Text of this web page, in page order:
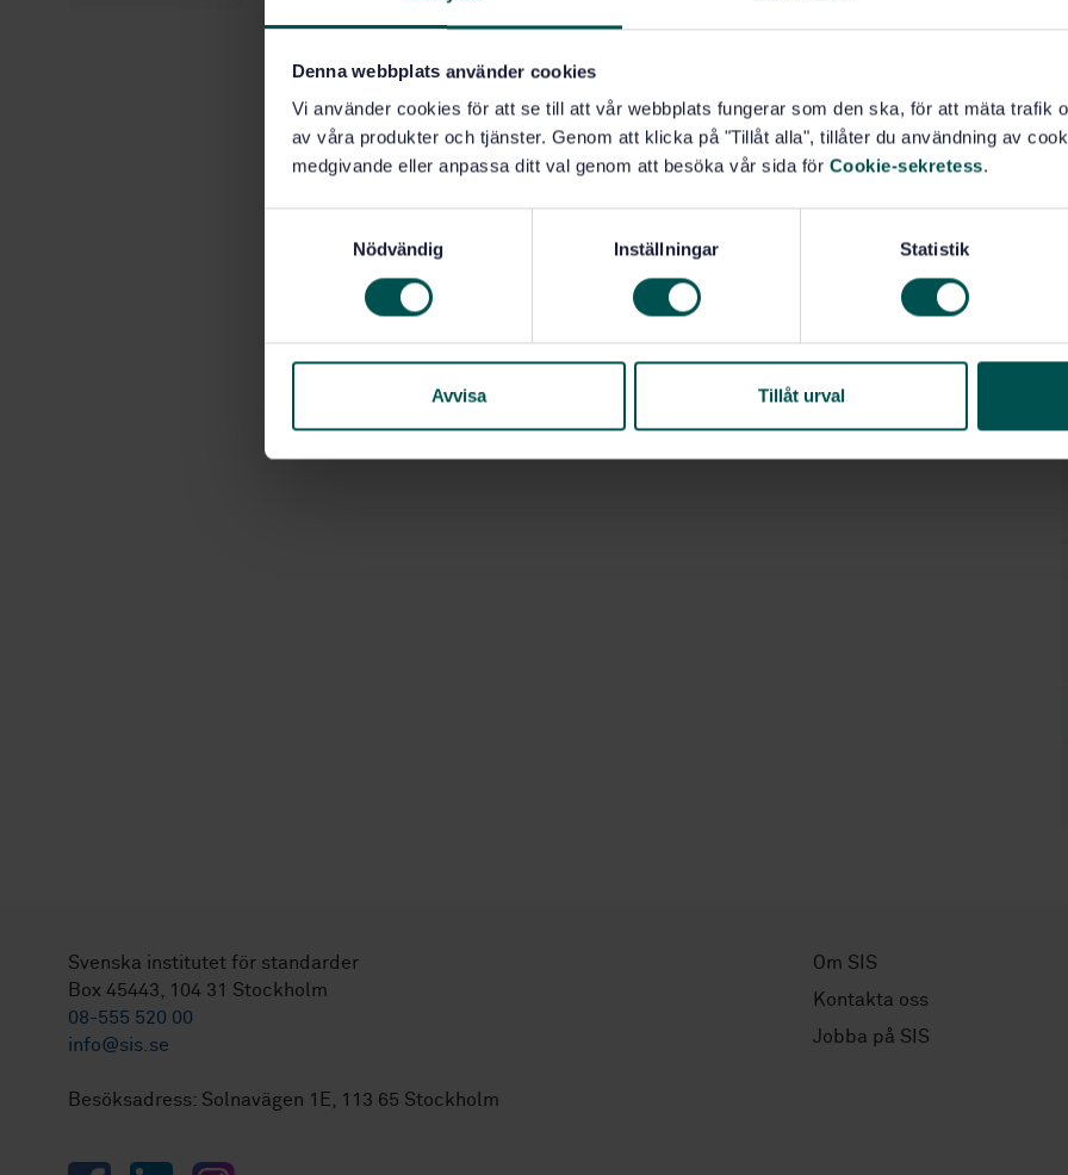
Denna webbplats använder cookies
Vi använder cookies för att se till att vår webbplats fungerar som den ska, för att mäta trafik
av våra produkter och tjänster. Genom att klicka på "Tillåt alla", tillåter du användning av
medgivande eller anpassa ditt val genom att besöka vår sida för Cookie-sekretess.
s
Nödvändig Inställningar Statistik
Avvisa Tillåt urval
Svenska institutet för standarder
Box 45443, 104 31 Stockholm
08-555 520 00
info@sis.se
Besöksadress: Solnavägen 1E, 113 65 Stockholm
Om SIS
Kontakta oss
Jobba på SIS